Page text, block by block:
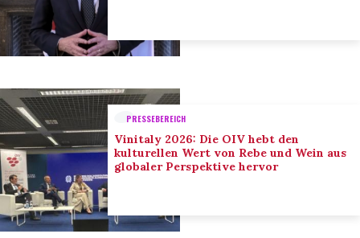
PRESSEBEREICH
Vinitaly 2026: Die OIV hebt den
kulturellen Wert von Rebe und Wein aus
globaler Perspektive hervor